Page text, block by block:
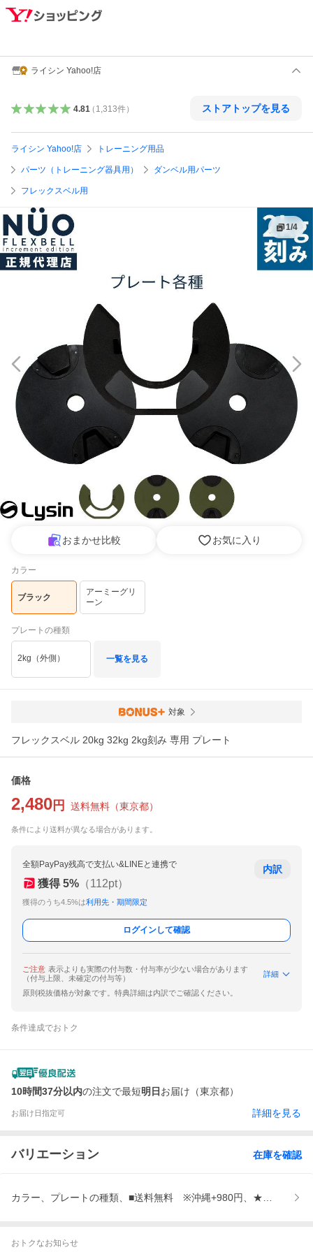
ライシン Yahoo!店
4.81（ 1,313件） ストアトップを見る
ライシン Yahoo!店 トレーニング用品
パーツ（トレーニング器具用） ダンベル用パーツ
フレックスベル用
1/4
おまかせ比較 お気に入り
カラー
ブラック
アーミーグリ
ーン
プレートの種類
2kg（外側） 一覧を見る
対象
フレックスベル 20kg 32kg 2kg刻み 専用 プレート
価格
2,480 円 送料無料 （東京都）
条件により送料が異なる場合があります。
全額PayPay残高で支払い&LINEと連携で
獲得 5% （112pt）
獲得のうち4.5%は利用先・期間限定
内訳
ログインして確認
ご注意 表示よりも実際の付与数・付与率が少ない場合があります
（付与上限、未確定の付与等）
詳細
原則税抜価格が対象です。特典詳細は内訳でご確認ください。
条件達成でおトク
10時間37分以内の注文で最短明日 お届け（東京都）
お届け日指定可 詳細を見る
バリエーション 在庫を確認
カラー、プレートの種類、■送料無料 ※沖縄+980円、★商品レビ
おトクなお知らせ